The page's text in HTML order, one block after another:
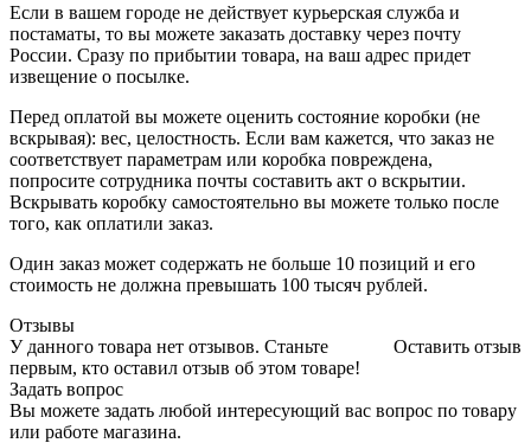
Если в вашем городе не действует курьерская служба и
постаматы, то вы можете заказать доставку через почту
России. Сразу по прибытии товара, на ваш адрес придет
извещение о посылке.
Перед оплатой вы можете оценить состояние коробки (не
вскрывая): вес, целостность. Если вам кажется, что заказ не
соответствует параметрам или коробка повреждена,
попросите сотрудника почты составить акт о вскрытии.
Вскрывать коробку самостоятельно вы можете только после
того, как оплатили заказ.
Один заказ может содержать не больше 10 позиций и его
стоимость не должна превышать 100 тысяч рублей.
Отзывы
Оставить отзыв
У данного товара нет отзывов. Станьте
первым, кто оставил отзыв об этом товаре!
Задать вопрос
Вы можете задать любой интересующий вас вопрос по товару
или работе магазина.